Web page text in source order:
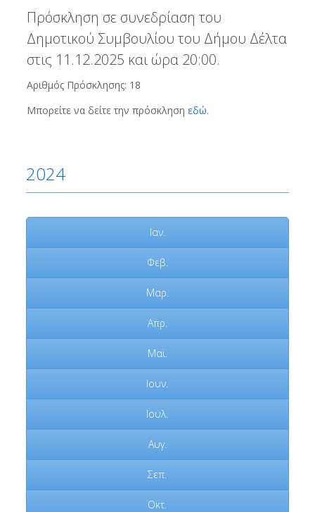
Πρόσκληση σε συνεδρίαση του
Δημοτικού Συμβουλίου του Δήμου Δέλτα
στις 11.12.2025 και ώρα 20:00.
Αριθμός Πρόσκλησης: 18
Μπορείτε να δείτε την πρόσκληση εδώ.
2024
Ιαν.
Φεβ.
Μαρ.
Απρ.
Μαϊ.
Ιουν.
Ιουλ.
Αυγ.
Σεπ.
Οκτ.